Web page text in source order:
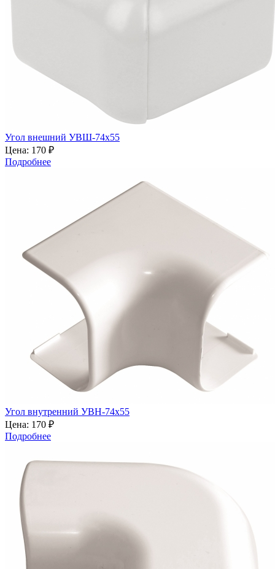
Угол внешний УВШ-74х55
Цена: 170 ₽
Подробнее
Угол внутренний УВН-74х55
Цена: 170 ₽
Подробнее